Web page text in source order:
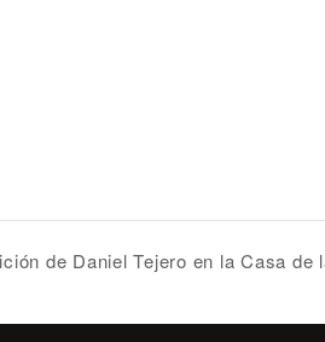
de Daniel Tejero en la Casa de